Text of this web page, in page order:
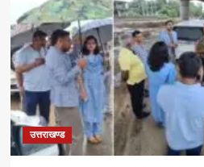
उत्तराखण्ड